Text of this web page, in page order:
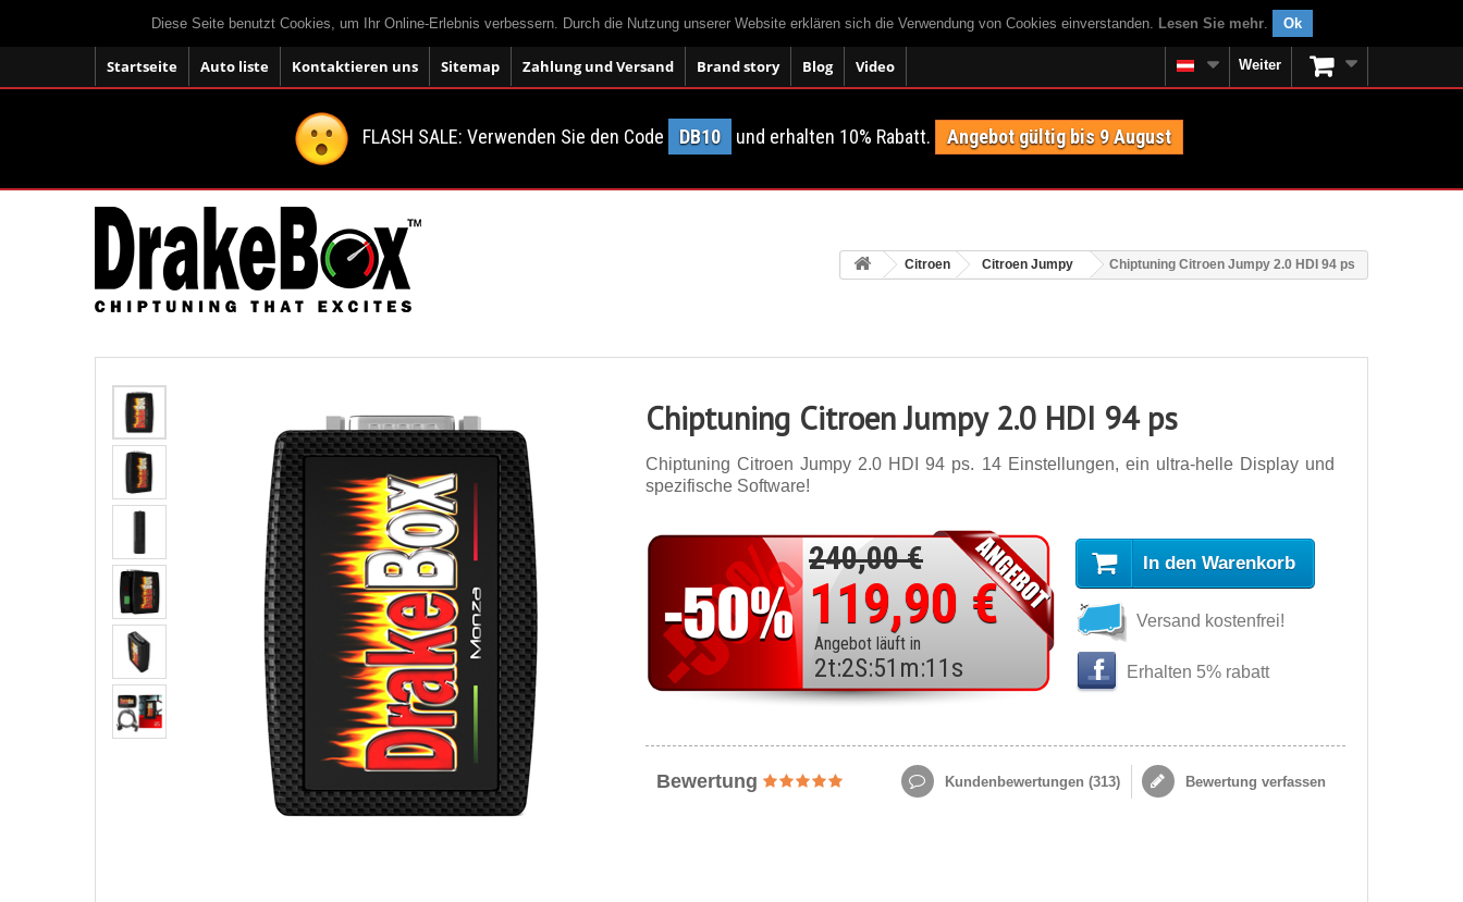
Diese Seite benutzt Cookies, um Ihr Online-Erlebnis verbessern. Durch die Nutzung unserer Website erklären sich die Verwendung von Cookies einverstanden. Lesen Sie mehr. Ok
Startseite Auto liste Kontaktieren uns Sitemap Zahlung und Versand Brand story Blog Video Weiter
FLASH SALE: Verwenden Sie den Code DB10 und erhalten 10% Rabatt. Angebot gültig bis 9 August
Citroen Citroen Jumpy Chiptuning Citroen Jumpy 2.0 HDI 94 ps
Chiptuning Citroen Jumpy 2.0 HDI 94 ps
Chiptuning Citroen Jumpy 2.0 HDI 94 ps. 14 Einstellungen, ein ultra-helle Display und
spezifische Software!
240,00 €
119,90 €
Angebot läuft in
2t:2S:51 m:9 s
In den Warenkorb
Versand kostenfrei!
Erhalten 5% rabatt
Bewertung Kundenbewertungen (313) Bewertung verfassen